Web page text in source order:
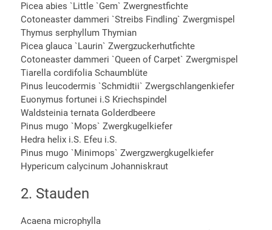
Picea abies `Little `Gem` Zwergnestfichte
Cotoneaster dammeri `Streibs Findling` Zwergmispel
Thymus serphyllum Thymian
Picea glauca `Laurin` Zwergzuckerhutfichte
Cotoneaster dammeri `Queen of Carpet` Zwergmispel
Tiarella cordifolia Schaumblüte
Pinus leucodermis `Schmidtii` Zwergschlangenkiefer
Euonymus fortunei i.S Kriechspindel
Waldsteinia ternata Golderdbeere
Pinus mugo `Mops` Zwergkugelkiefer
Hedra helix i.S. Efeu i.S.
Pinus mugo `Minimops` Zwergzwergkugelkiefer
Hypericum calycinum Johanniskraut
2. Stauden
Acaena microphylla